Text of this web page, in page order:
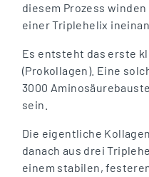
diesem Prozess
einer Triplehelix
Es entsteht das erste
(Prokollagen). Eine
3000
sein.
Die eigentliche
danach aus drei
einem stabilen,